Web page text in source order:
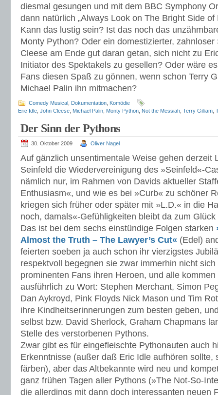
diesmal gesungen und mit dem BBC Symphony
dann natürlich „Always Look on The Bright Side
Kann das lustig sein? Ist das noch das
Monty Python? Oder ein domestizierter,
Cleese am Ende gut daran getan, sich nicht zu
Initiator des Spektakels zu gesellen? Oder wäre
Fans diesen Spaß zu gönnen, wenn schon Terry
Michael Palin ihn mitmachen?
Comedy Musical Dokumentation Komödie
Eric Idle John Cleese Michael Palin Monty Python Not the Messiah Terry Gilliam
Der Sinn der Pythons
30. Oktober 2009 Oliver Nagel
Auf gänzlich unsentimentale Weise gehen derzeit
Seinfeld die Wiedervereinigung des »Seinfeld«-
nämlich nur, im Rahmen von Davids aktueller
Enthusiasm«, und wie es bei »Curb« zu schöner
kriegen sich früher oder später mit »L.D.« in die
noch, damals«-Gefühligkeiten bleibt da zum
Das ist bei dem sechs einstündige Folgen starken
Almost the Truth – The Lawyer’s Cut« (Edel)
feierten soeben ja auch schon ihr vierzigstes
respektvoll begegnen sie zwar immerhin nicht
prominenten Fans ihren Heroen, und alle
ausführlich zu Wort: Stephen Merchant, Simon
Dan Aykroyd, Pink Floyds Nick Mason und Tim
ihre Kindheitserinnerungen zum besten geben,
selbst bzw. David Sherlock, Graham Chapmans
Stelle des verstorbenen Pythons.
Zwar gibt es für eingefleischte Pythonauten auch
Erkenntnisse (außer daß Eric Idle aufhören sollte,
färben), aber das Altbekannte wird neu und
ganz frühen Tagen aller Pythons (»The Not-So-
die allerdings mit dann doch interessanten neuen